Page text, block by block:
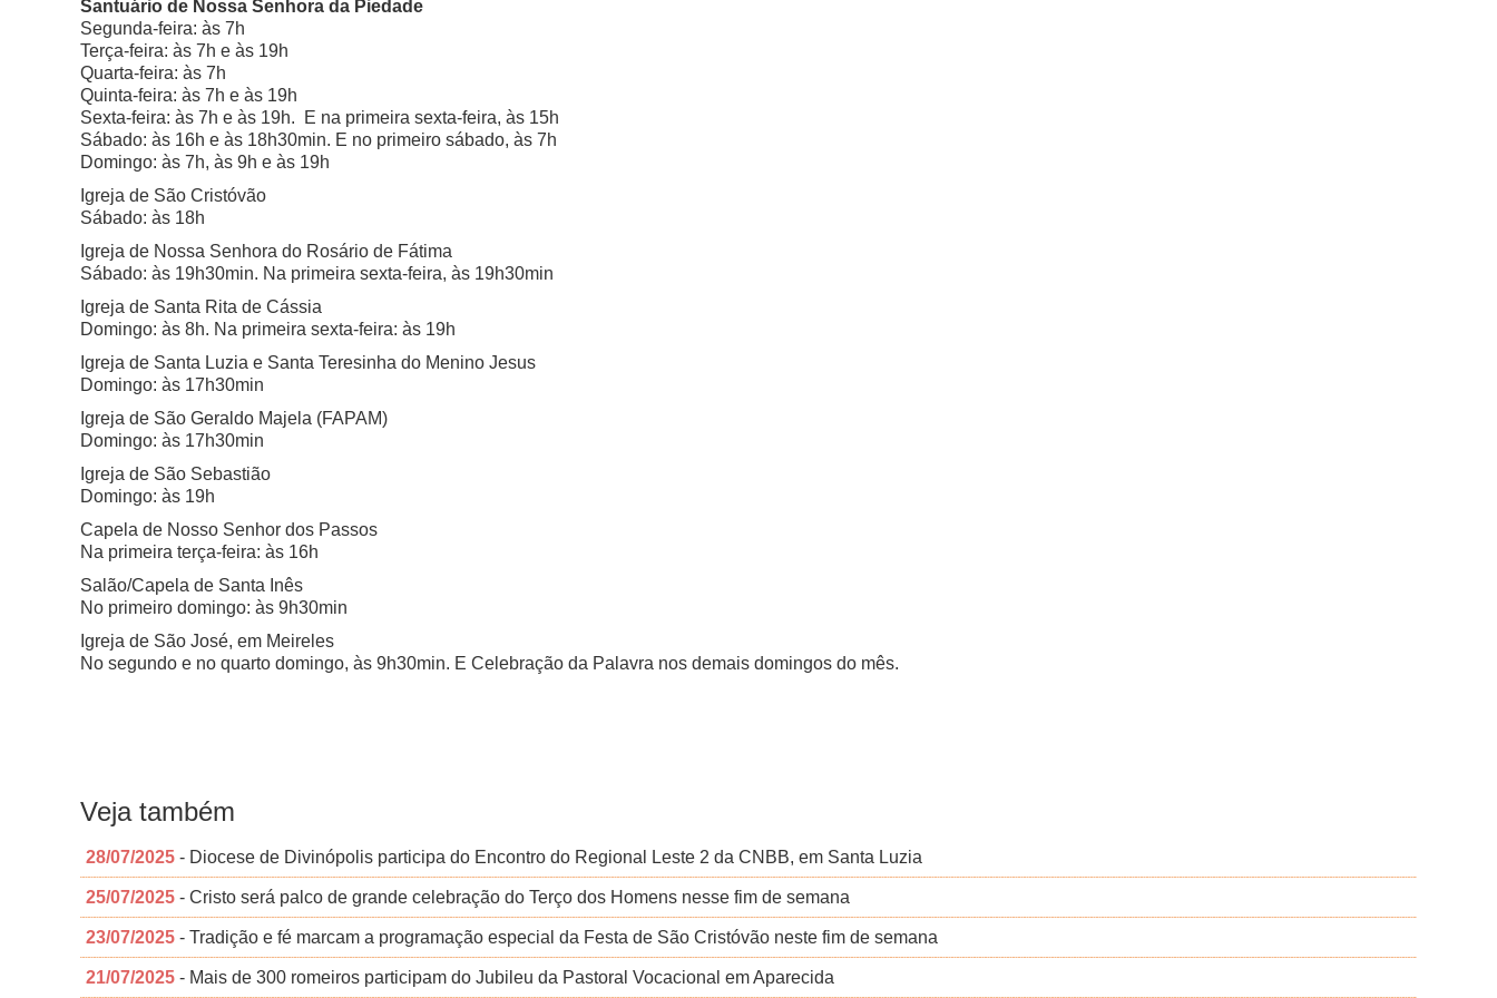
Santuário de Nossa Senhora da Piedade
Segunda-feira: às 7h
Terça-feira: às 7h e às 19h
Quarta-feira: às 7h
Quinta-feira: às 7h e às 19h
Sexta-feira: às 7h e às 19h. E na primeira sexta-feira, às 15h
Sábado: às 16h e às 18h30min. E no primeiro sábado, às 7h
Domingo: às 7h, às 9h e às 19h
Igreja de São Cristóvão
Sábado: às 18h
Igreja de Nossa Senhora do Rosário de Fátima
Sábado: às 19h30min. Na primeira sexta-feira, às 19h30min
Igreja de Santa Rita de Cássia
Domingo: às 8h. Na primeira sexta-feira: às 19h
Igreja de Santa Luzia e Santa Teresinha do Menino Jesus
Domingo: às 17h30min
Igreja de São Geraldo Majela (FAPAM)
Domingo: às 17h30min
Igreja de São Sebastião
Domingo: às 19h
Capela de Nosso Senhor dos Passos
Na primeira terça-feira: às 16h
Salão/Capela de Santa Inês
No primeiro domingo: às 9h30min
Igreja de São José, em Meireles
No segundo e no quarto domingo, às 9h30min. E Celebração da Palavra nos demais domingos do mês.
Veja também
28/07/2025 - Diocese de Divinópolis participa do Encontro do Regional Leste 2 da CNBB, em Santa Luzia
25/07/2025 - Cristo será palco de grande celebração do Terço dos Homens nesse fim de semana
23/07/2025 - Tradição e fé marcam a programação especial da Festa de São Cristóvão neste fim de semana
21/07/2025 - Mais de 300 romeiros participam do Jubileu da Pastoral Vocacional em Aparecida